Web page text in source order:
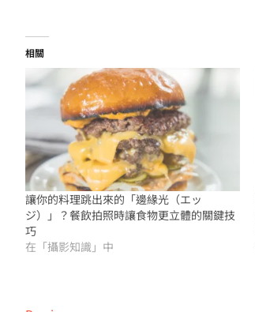
相關
讓你的料理跳出來的「邊緣光（エッ
ジ）」？餐飲拍照時讓食物更立體的關鍵技
巧
在「攝影知識」中